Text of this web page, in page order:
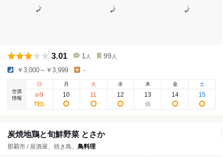
3.01 1 人 99 人
￥3,000～￥3,999 -
空席
情報
日
8/9
月
10
火
11
水
12
木
13
金
14
土
15
炭焼地鶏と旬鮮野菜 とさか
那覇市 / 居酒屋、焼き鳥、 鳥料理